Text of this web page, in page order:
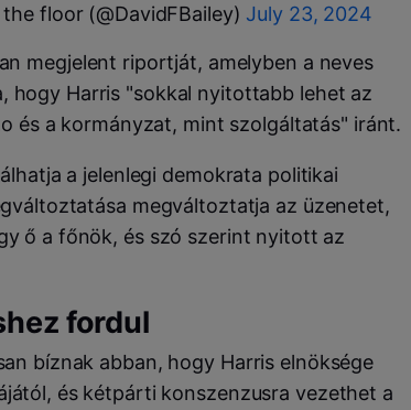
floor (@DavidFBailey) July 23, 2024
megjelent riportját, amelyben a neves
hogy Harris "sokkal nyitottabb lehet az
és a kormányzat, mint szolgáltatás" iránt.
a jelenlegi demokrata politikai
megváltoztatja az üzenetet,
ő a főnök, és szó szerint nyitott az
fordul
bíznak abban, hogy Harris elnöksége
és kétpárti konszenzusra vezethet a